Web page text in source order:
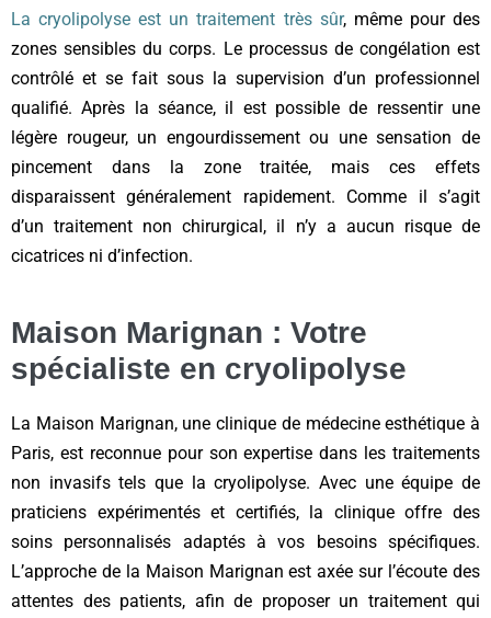
La cryolipolyse est un traitement très sûr, même pour des
zones sensibles du corps. Le processus de congélation est
contrôlé et se fait sous la supervision d’un professionnel
qualifié. Après la séance, il est possible de ressentir une
légère rougeur, un engourdissement ou une sensation de
pincement dans la zone traitée, mais ces effets
disparaissent généralement rapidement. Comme il s’agit
d’un traitement non chirurgical, il n’y a aucun risque de
cicatrices ni d’infection.
Maison Marignan : Votre
spécialiste en cryolipolyse
La Maison Marignan, une clinique de médecine esthétique à
Paris, est reconnue pour son expertise dans les traitements
non invasifs tels que la cryolipolyse. Avec une équipe de
praticiens expérimentés et certifiés, la clinique offre des
soins personnalisés adaptés à vos besoins spécifiques.
L’approche de la Maison Marignan est axée sur l’écoute des
attentes des patients, afin de proposer un traitement qui